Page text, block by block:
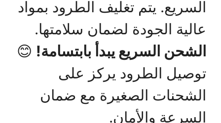
السريع. يتم تغليف الطرود بمواد
عالية الجودة لضمان سلامتها.
الشحن السريع يبدأ بابتسامة! 😊
توصيل الطرود يركز على
الشحنات الصغيرة مع ضمان
السرعة والأمان.